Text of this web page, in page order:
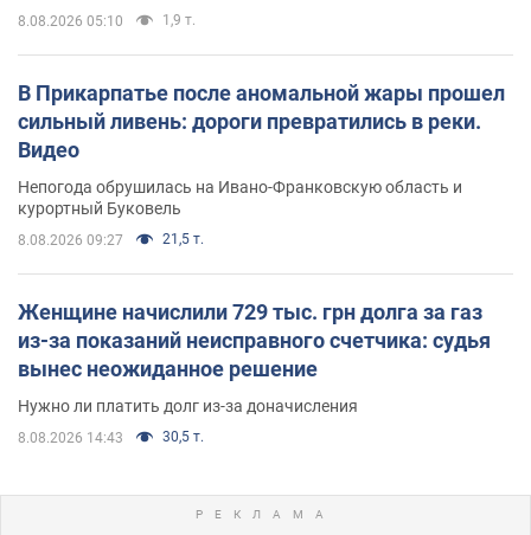
8.08.2026 05:10 1,9 т.
В Прикарпатье после аномальной жары прошел
сильный ливень: дороги превратились в реки.
Видео
Непогода обрушилась на Ивано-Франковскую область и
курортный Буковель
8.08.2026 09:27 21,5 т.
Женщине начислили 729 тыс. грн долга за газ
из-за показаний неисправного счетчика: судья
вынес неожиданное решение
Нужно ли платить долг из-за доначисления
8.08.2026 14:43 30,5 т.